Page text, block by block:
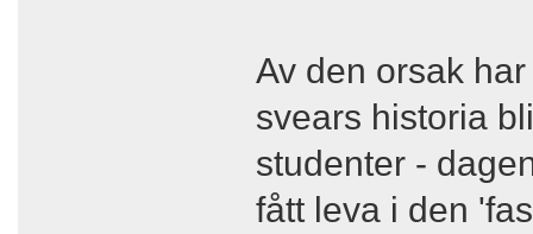
Av den orsak
svears historia
studenter -
fått leva i den